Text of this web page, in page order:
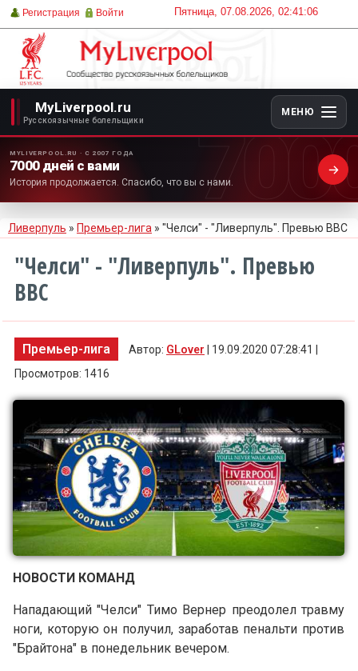
Пятница, 07.08.2026, 02:41:06
Регистрация Войти
MyLiverpool.ru
Русскоязычные болельщики
МЕНЮ
MYLIVERPOOL.RU · С 2007 ГОДА
7000 дней с вами
История продолжается. Спасибо, что вы с нами.
Ливерпуль » Премьер-лига » "Челси" - "Ливерпуль". Превью ВВС
"Челси" - "Ливерпуль". Превью
ВВС
Премьер-лига Автор: GLover | 19.09.2020 07:28:41 |
Просмотров: 1416
НОВОСТИ КОМАНД
Нападающий "Челси" Тимо Вернер преодолел травму
ноги, которую он получил, заработав пенальти против
"Брайтона" в понедельник вечером.